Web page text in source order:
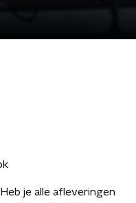
je alle afleveringen